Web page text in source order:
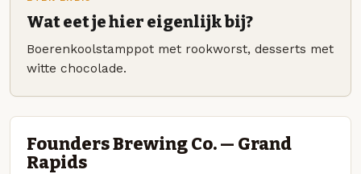
Wat eet je hier eigenlijk bij?
Boerenkoolstamppot met rookworst, desserts met
witte chocolade.
Founders Brewing Co. — Grand
Rapids